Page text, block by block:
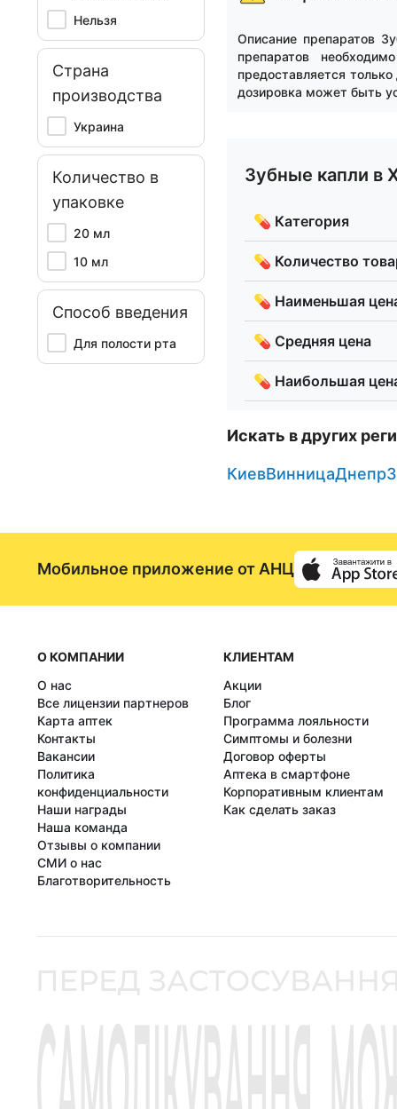
Нельзя
Страна
производства
Украина
Количество в
упаковке
20 мл
10 мл
Способ введения
Для полости рта
Описание препаратов
препаратов
предоставляется
дозировка может быть
Зубные капли в
💊 Категория
💊 Количество
💊 Наименьшая
💊 Средняя цена
💊 Наибольшая
Искать в других
КиевВинницаДнепр
Мобильное приложение от АНЦ
О КОМПАНИИ
О нас
Все лицензии партнеров
Карта аптек
Контакты
Вакансии
Политика
конфиденциальности
Наши награды
Наша команда
Отзывы о компании
СМИ о нас
Благотворительность
КЛИЕНТАМ
Акции
Блог
Программа лояльности
Симптомы и болезни
Договор оферты
Аптека в смартфоне
Корпоративным клиентам
Как сделать заказ